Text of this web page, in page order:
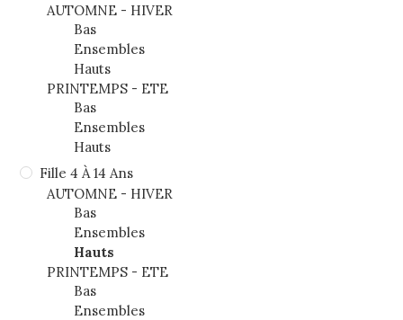
AUTOMNE - HIVER
Bas
Ensembles
Hauts
PRINTEMPS - ETE
Bas
Ensembles
Hauts
Fille 4 À 14 Ans
AUTOMNE - HIVER
Bas
Ensembles
Hauts
PRINTEMPS - ETE
Bas
Ensembles